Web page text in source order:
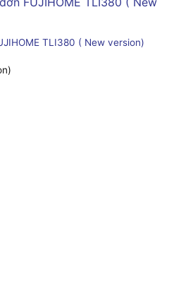
TLI380 ( New version)